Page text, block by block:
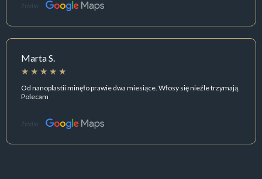
Źródło:
Marta S.
Od nanoplastii minęło prawie dwa miesiące. Włosy się nieźle trzymają.
Polecam
Źródło: